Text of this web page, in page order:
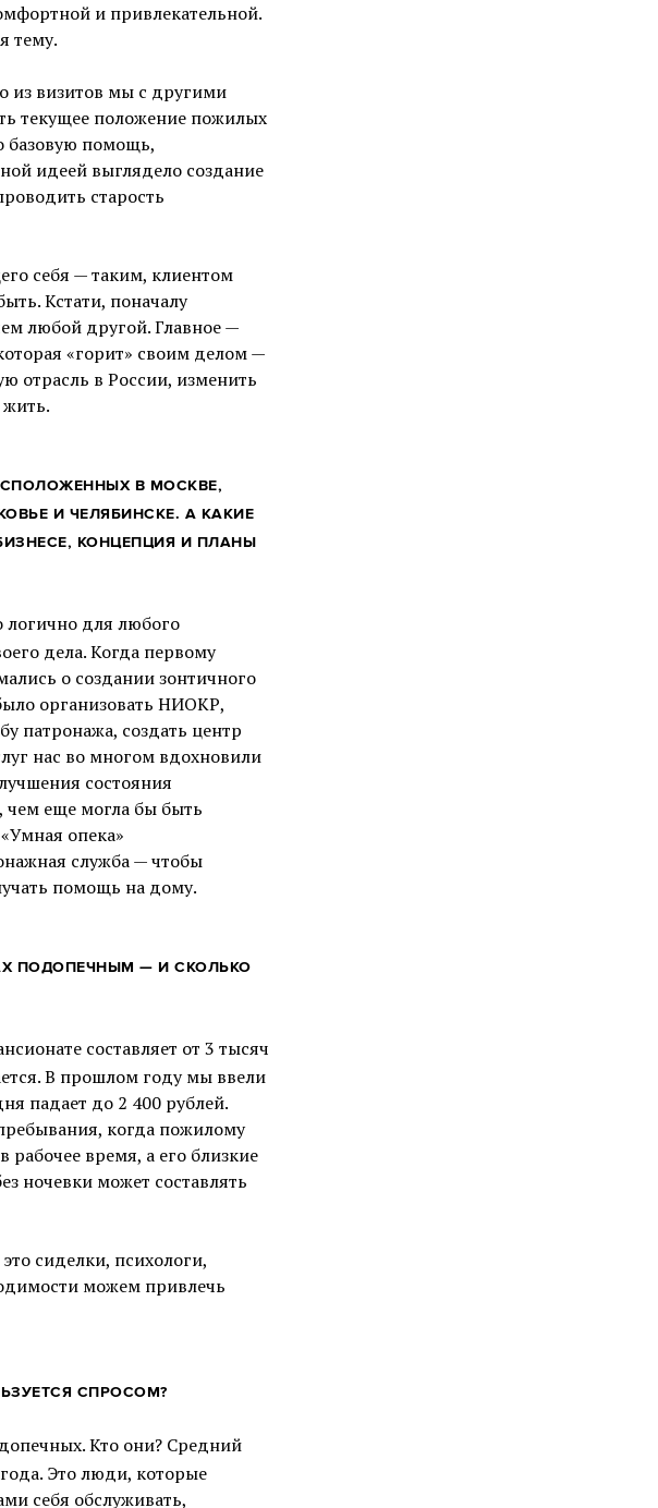
и привлекательной.
тему.
из визитов мы с другими
текущее положение пожилых
базовую помощь,
идеей выглядело создание
старость
себя — таким, клиентом
Кстати, поначалу
любой другой. Главное —
«горит» своим делом —
отрасль в России, изменить
В МОСКВЕ,
И ЧЕЛЯБИНСКЕ. А КАКИЕ
КОНЦЕПЦИЯ И ПЛАНЫ
логично для любого
дела. Когда первому
о создании зонтичного
организовать НИОКР,
патронажа, создать центр
нас во многом вдохновили
состояния
еще могла бы быть
опека»
служба — чтобы
помощь на дому.
ПОДОПЕЧНЫМ — И СКОЛЬКО
составляет от 3 тысяч
В прошлом году мы ввели
падает до 2 400 рублей.
когда пожилому
время, а его близкие
ночевки может составлять
сиделки, психологи,
можем привлечь
СПРОСОМ?
Кто они? Средний
Это люди, которые
себя обслуживать,